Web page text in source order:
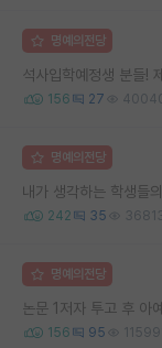
명예의전당
석사입학예정생 분들!
156 27
명예의전당
내가 생각하는 학생들
242 35
명예의전당
논문 1저자 투고 후 아
156 95